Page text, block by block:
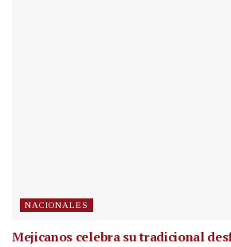
NACIONALES
Mejicanos celebra su tradicional